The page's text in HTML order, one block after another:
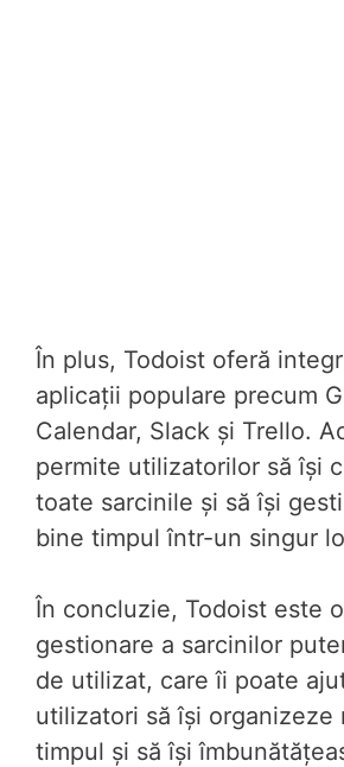
În plus, Todoist oferă
aplicații populare precum
Calendar, Slack și Trello.
permite utilizatorilor să își
toate sarcinile și să își
bine timpul într-un singur
În concluzie, Todoist este
gestionare a sarcinilor
de utilizat, care îi poate
utilizatori să își organizeze
timpul și să își